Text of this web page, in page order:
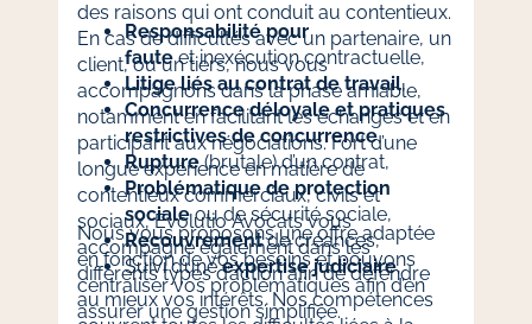
des raisons qui ont conduit au contentieux.
En cas de difficultés avec un partenaire, un
client, ou un tiers, nous vous
accompagnons dans la phase amiable,
notamment en facilitant les échanges et en
participant aux négociations. Fort d’une
longue expérience en matière de
contentieux commerciaux, civils et
sociaux, Evolutio Avocats vous
accompagne également dans les
différents types d’action afin de défendre
au mieux vos intérêts. Nos compétences
Responsabilité pour
fauteet inexécution contractuelle,
Litige liés au contrat de travail,
Concurrence déloyale et pratiques
restrictives de concurrence,
Rupture(brutale) d’un contrat,
Problématique de protection
socialeou de sécurité sociale,
Recouvrementde créances,
Suivi d’uneexpertise judiciaire,
Nous vous proposons une offre adaptée
en fonction de vos besoins et pouvons
centraliser vos problématiques afin d’en
assurer une gestion simplifiée.